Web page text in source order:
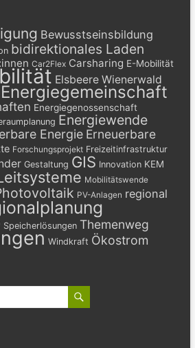
Bewusstseinsbildung
bidirektionales Laden
Car2Flex Carsharing E-Mobilität
Elsbeere Wienerwald
Energiegemeinschaft
Energiegenossenschaft
Energiewende
Energie Erneuerbare
Forschungsprojekt Freizeitinfrastruktur
Gestaltung GIS Innovation KEM
Mobilitätswende
PV-Anlagen regional
Speicherlösungen Themenweg
Windkraft Ökostrom